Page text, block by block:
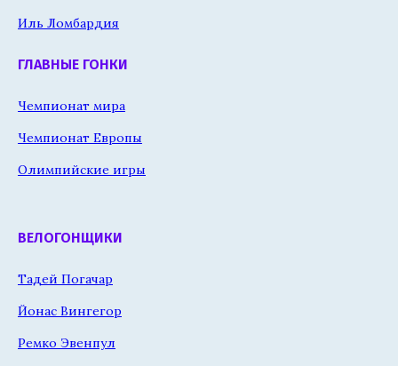
Иль Ломбардия
ГЛАВНЫЕ ГОНКИ
Чемпионат мира
Чемпионат Европы
Олимпийские игры
ВЕЛОГОНЩИКИ
Тадей Погачар
Йонас Вингегор
Ремко Эвенпул